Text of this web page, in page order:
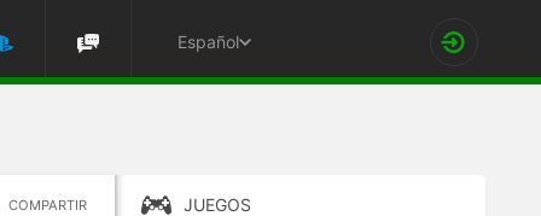
Español
COMPARTIR JUEGOS